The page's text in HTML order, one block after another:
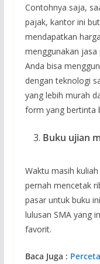
Contohnya saja,
pajak, kantor ini
mendapatkan
menggunakan jasa
Anda bisa
dengan teknologi
yang lebih murah
form yang bertinta
Buku ujian
Waktu masih
pernah mencetak
pasar untuk buku
lulusan SMA yang
favorit.
Baca Juga :